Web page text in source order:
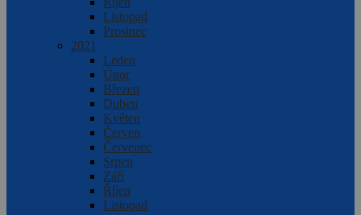
Listopad
Prosinec
2021
Leden
Únor
Březen
Duben
Květen
Červen
Červenec
Srpen
Září
Říjen
Listopad